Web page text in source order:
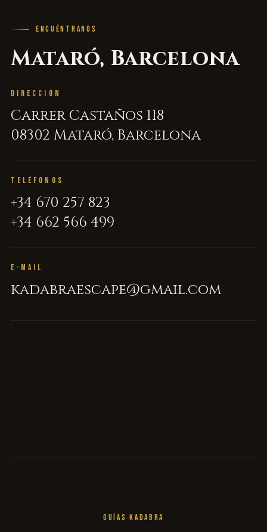
ENCUÉNTRANOS
Mataró, Barcelona
DIRECCIÓN
Carrer Castaños 118
08302 Mataró, Barcelona
TELÉFONOS
+34 670 257 823
+34 662 566 499
E-MAIL
kadabraescape@gmail.com
GUÍAS KADABRA